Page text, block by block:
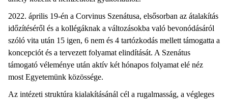
2022. április 19-én a Corvinus Szenátusa, elsősorban az átalakítás
időzítéséről és a kollégáknak a változásokba való bevonódásáról
szóló vita után 15 igen, 6 nem és 4 tartózkodás mellett támogatta a
koncepciót és a tervezett folyamat elindítását. A Szenátus
támogató véleménye után aktív két hónapos folyamat elé néz
most Egyetemünk közössége.
Az intézeti struktúra kialakításánál cél a rugalmasság, a végleges